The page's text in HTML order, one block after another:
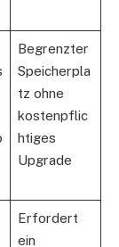
Begrenzter
Speicherpla
tz ohne
kostenpflic
htiges
Upgrade
Erfordert
ein